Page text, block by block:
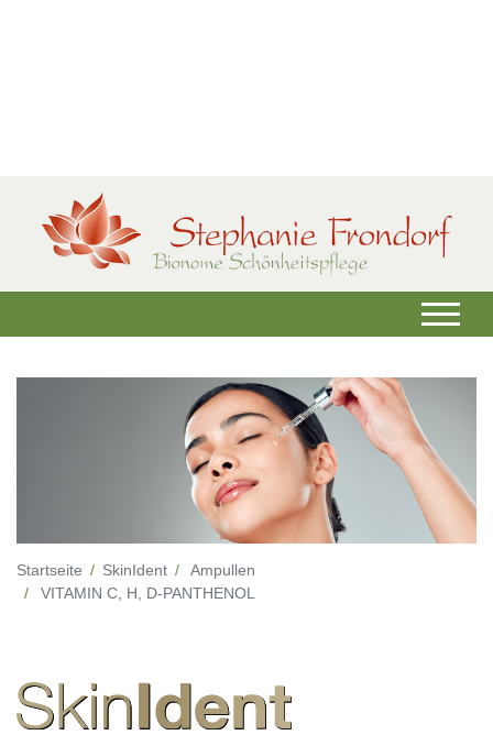
Startseite SkinIdent
Ampullen
VITAMIN C, H, D-PANTHENOL